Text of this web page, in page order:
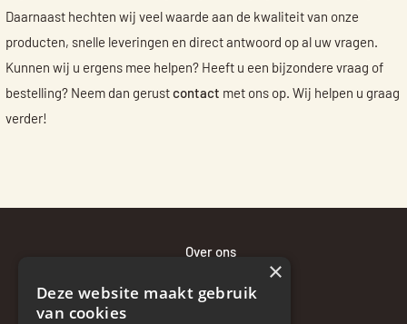
Daarnaast hechten wij veel waarde aan de kwaliteit van onze
producten, snelle leveringen en direct antwoord op al uw vragen.
Kunnen wij u ergens mee helpen? Heeft u een bijzondere vraag of
bestelling? Neem dan gerust contact met ons op. Wij helpen u graag
verder!
Over ons
Bezorgen en betalen
Deze website maakt gebruik
van cookies
×